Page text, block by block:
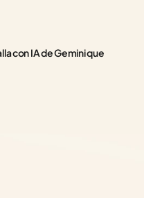
con IA de Gemini que